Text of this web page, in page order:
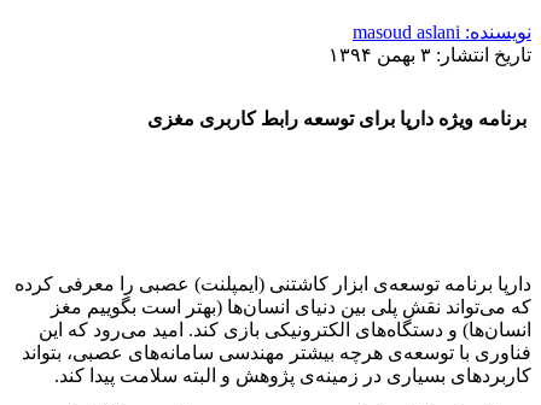
نویسنده: masoud aslani
تاریخ انتشار: ۳ بهمن ۱۳۹۴
برنامه ویژه دارپا برای توسعه رابط کاربری مغزی
دارپا برنامه توسعه‌‌‌ی ابزار کاشتنی (ایمپلنت) عصبی را معرفی کرده
که می‌‌تواند نقش پلی بین دنیای انسان‌‌‌ها (بهتر است بگوییم مغز
انسان‌ها) و دستگاه‌‌‌های الکترونیکی بازی کند. امید می‌‌رود که این
فناوری با توسعه‌‌‌ی هرچه بیشتر مهندسی سامانه‌‌‌های عصبی، بتواند
کاربردهای بسیاری در زمینه‌‌‌ی پژوهش و البته سلامت پیدا کند.